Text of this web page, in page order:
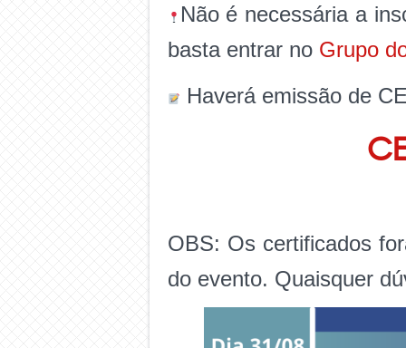
Não é necessária a
basta entrar no Grupo
Haverá emissão de
OBS: Os certificados
do evento. Quaisquer